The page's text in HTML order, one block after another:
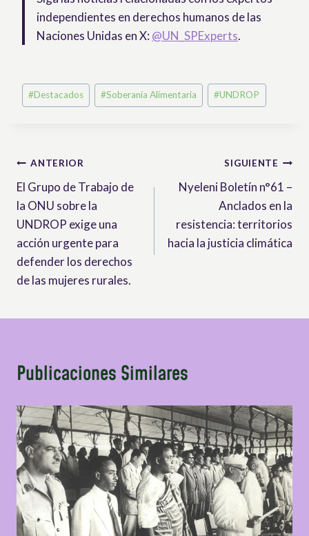
independientes en derechos humanos de las
Naciones Unidas en X: @UN_SPExperts.
Etiquetas
de
#Destacados #Soberanía Alimentaria #UNDROP
Navegación
de
entradas
ANTERIOR
El Grupo de Trabajo de
la ONU sobre la
UNDROP exige una
acción urgente para
defender los derechos
de las mujeres rurales.
SIGUIENTE
Nyeleni Boletín n°61 –
Anclados en la
resistencia: territorios
hacia la justicia climática
Publicaciones Similares